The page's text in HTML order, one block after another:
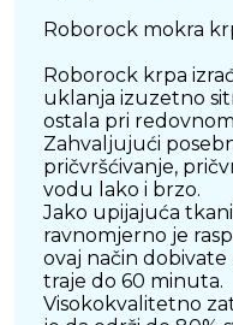
Roborock mokra
Roborock krpa
uklanja izuzetno
ostala pri
Zahvaljujući
pričvršćivanje,
vodu lako i brzo.
Jako upijajuća
ravnomjerno je
ovaj način
traje do 60 minuta.
Visokokvalitetno